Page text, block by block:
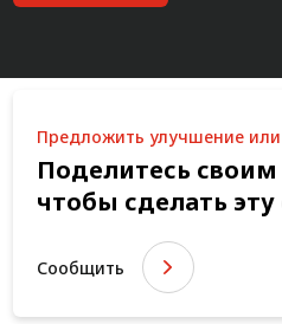
Предложить улучшение
Поделитесь
чтобы сделать
Сообщить